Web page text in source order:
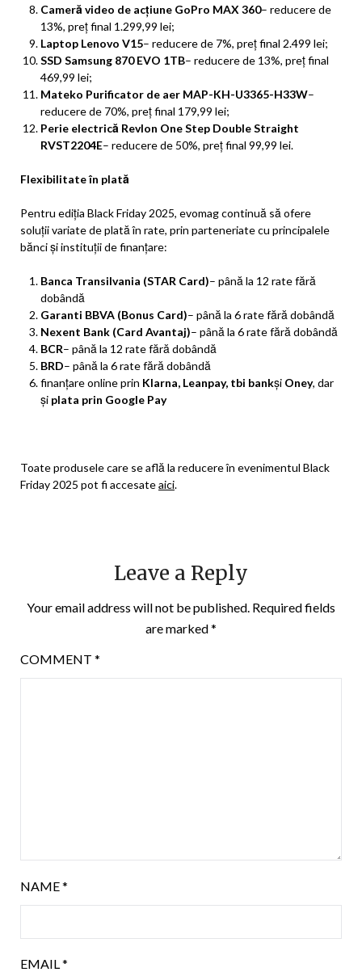
Cameră video de acțiune GoPro MAX 360– reducere de
13%, preț final 1.299,99 lei;
Laptop Lenovo V15– reducere de 7%, preț final 2.499 lei;
SSD Samsung 870 EVO 1TB– reducere de 13%, preț final
469,99 lei;
Mateko Purificator de aer MAP-KH-U3365-H33W–
reducere de 70%, preț final 179,99 lei;
Perie electrică Revlon One Step Double Straight
RVST2204E– reducere de 50%, preț final 99,99 lei.
Flexibilitate în plată
Pentru ediția Black Friday 2025, evomag continuă să ofere
soluții variate de plată în rate, prin parteneriate cu principalele
bănci și instituții de finanțare:
Banca Transilvania (STAR Card)– până la 12 rate fără
dobândă
Garanti BBVA (Bonus Card)– până la 6 rate fără dobândă
Nexent Bank (Card Avantaj)– până la 6 rate fără dobândă
BCR– până la 12 rate fără dobândă
BRD– până la 6 rate fără dobândă
finanțare online prin Klarna, Leanpay, tbi bankși Oney, dar
și plata prin Google Pay
Toate produsele care se află la reducere în evenimentul Black
Friday 2025 pot fi accesateaici.
Leave a Reply
Your email address will not be published. Required fields
are marked*
COMMENT *
NAME*
EMAIL*